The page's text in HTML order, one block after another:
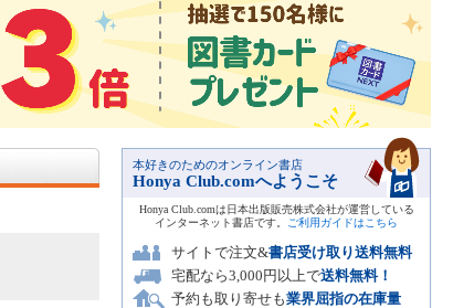
本好きのためのオンライン書店
Honya Club.comへようこそ
Honya Club.comは日本出版販売株式会社が運営している
インターネット書店です。
ご利用ガイドはこちら
サイトで注文&書店受け取り送料無料
宅配なら3,000円以上で送料無料！
予約も取り寄せも業界屈指の在庫量